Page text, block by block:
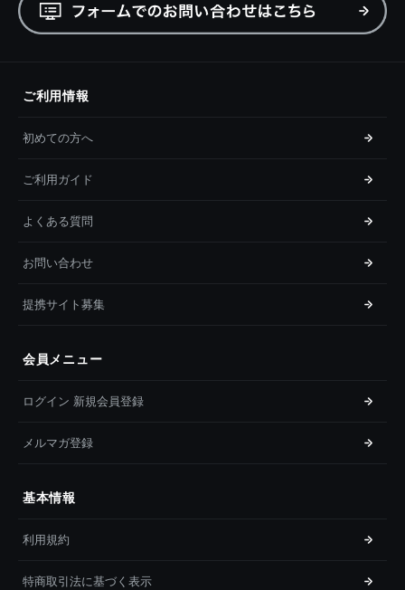
ご利用情報
初めての方へ
ご利用ガイド
よくある質問
お問い合わせ
提携サイト募集
会員メニュー
ログイン 新規会員登録
メルマガ登録
基本情報
利用規約
特商取引法に基づく表示